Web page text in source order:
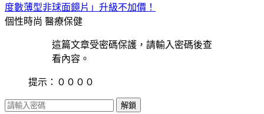
度數薄型非球面鏡片」升級不加價！
個性時尚 醫療保健
這篇文章受密碼保護，請輸入密碼後查
看內容。
提示：００００
解鎖